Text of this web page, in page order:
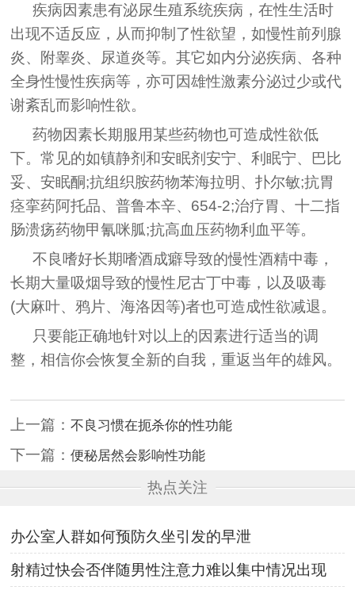
疾病因素患有泌尿生殖系统疾病，在性生活时
出现不适反应，从而抑制了性欲望，如慢性前列腺
炎、附睾炎、尿道炎等。其它如内分泌疾病、各种
全身性慢性疾病等，亦可因雄性激素分泌过少或代
谢紊乱而影响性欲。
药物因素长期服用某些药物也可造成性欲低
下。常见的如镇静剂和安眠剂安宁、利眠宁、巴比
妥、安眠酮;抗组织胺药物苯海拉明、扑尔敏;抗胃
痉挛药阿托品、普鲁本辛、654-2;治疗胃、十二指
肠溃疡药物甲氰咪胍;抗高血压药物利血平等。
不良嗜好长期嗜酒成癖导致的慢性酒精中毒，
长期大量吸烟导致的慢性尼古丁中毒，以及吸毒
(大麻叶、鸦片、海洛因等)者也可造成性欲减退。
只要能正确地针对以上的因素进行适当的调
整，相信你会恢复全新的自我，重返当年的雄风。
上一篇：不良习惯在扼杀你的性功能
下一篇：便秘居然会影响性功能
热点关注
办公室人群如何预防久坐引发的早泄
射精过快会否伴随男性注意力难以集中情况出现